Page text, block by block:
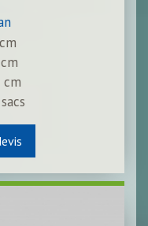
sacs